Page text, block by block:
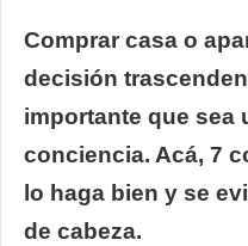
Comprar casa o
decisión
importante que sea
conciencia. Acá, 7
lo haga bien y se
de cabeza.